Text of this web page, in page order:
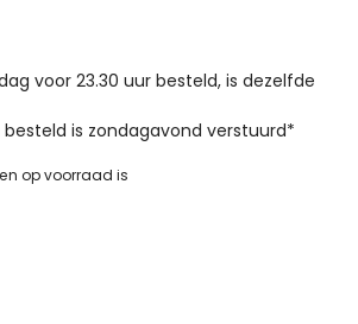
voor 23.30 uur besteld, is dezelfde
is zondagavond verstuurd*
op voorraad is